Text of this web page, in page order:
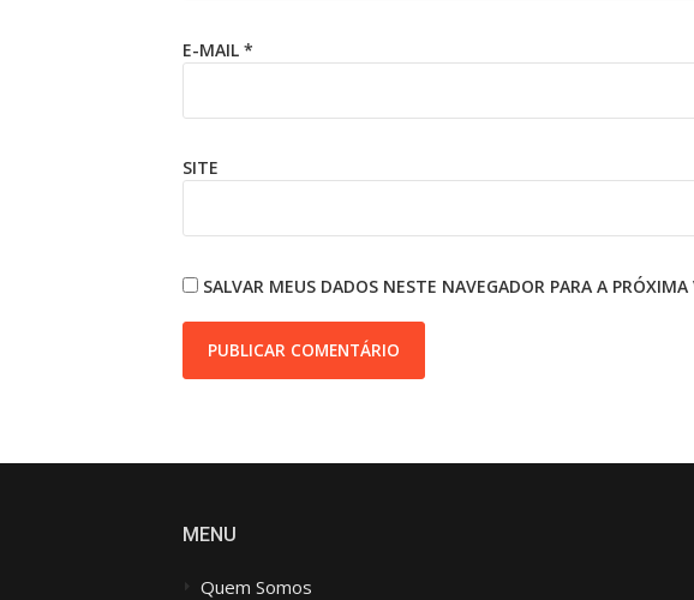
E-MAIL *
SITE
SALVAR MEUS DADOS NESTE NAVEGADOR PARA A
MENU
Quem Somos